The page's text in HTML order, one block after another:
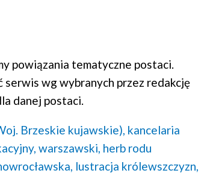
powiązania tematyczne postaci.
serwis wg wybranych przez redakcję
danej postaci.
Brzeskie kujawskie), kancelaria
warszawski, herb rodu
lustracja królewszczyzn,